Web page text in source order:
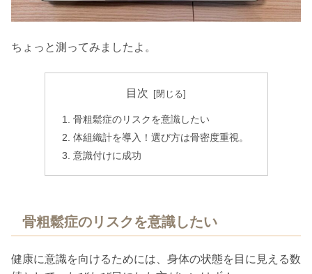
ちょっと測ってみましたよ。
目次
骨粗鬆症のリスクを意識したい
体組織計を導入！選び方は骨密度重視。
意識付けに成功
骨粗鬆症のリスクを意識したい
健康に意識を向けるためには、身体の状態を目に見える数